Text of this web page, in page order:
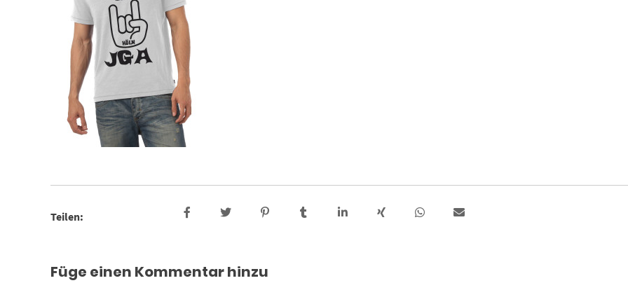
Teilen:
Füge einen Kommentar hinzu